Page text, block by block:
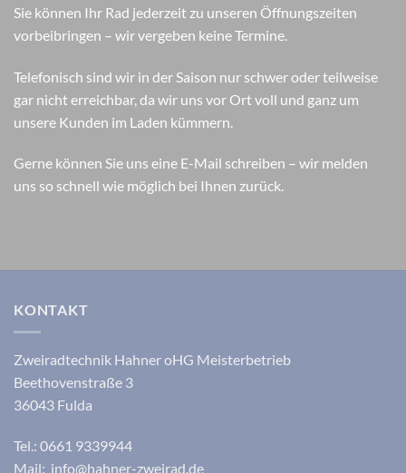
Sie können Ihr Rad jederzeit zu unseren Öffnungszeiten
vorbeibringen – wir vergeben keine Termine.
Telefonisch sind wir in der Saison nur schwer oder teilweise
gar nicht erreichbar, da wir uns vor Ort voll und ganz um
unsere Kunden im Laden kümmern.
Gerne können Sie uns eine E-Mail schreiben – wir melden
uns so schnell wie möglich bei Ihnen zurück.
KONTAKT
Zweiradtechnik Hahner oHG Meisterbetrieb
Beethovenstraße 3
36043 Fulda
Tel.: 0661 9339944
Mail: info@hahner-zweirad.de